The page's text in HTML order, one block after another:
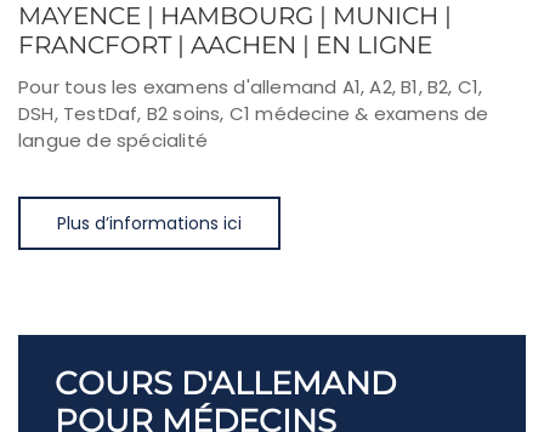
MAYENCE | HAMBOURG | MUNICH |
FRANCFORT | AACHEN | EN LIGNE
Pour tous les examens d'allemand A1, A2, B1, B2, C1,
DSH, TestDaf, B2 soins, C1 médecine & examens de
langue de spécialité
Plus d’informations ici
COURS D'ALLEMAND
POUR MÉDECINS